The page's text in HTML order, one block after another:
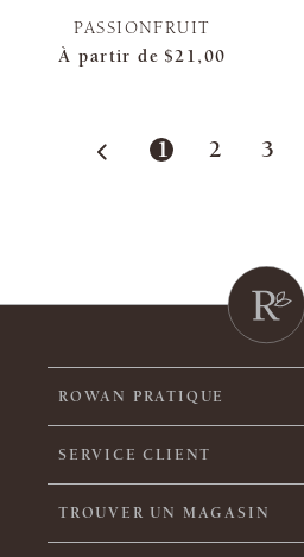
PASSIONFRUIT
À partir de $21,00
1 2 3
ROWAN PRATIQUE
SERVICE CLIENT
TROUVER UN MAGASIN